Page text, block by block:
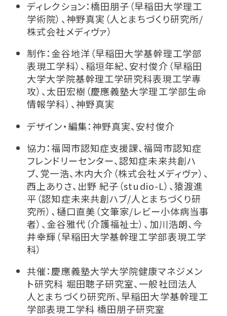
ディレクション：橋田朋子（早稲田大学理工
学術院）、神野真実（人とまちづくり研究所/
株式会社メディヴァ）
制作：金谷地洋（早稲田大学基幹理工学部
表現工学科）、稲垣年紀、安村俊介（早稲田
大学大学院基幹理工学研究科表現工学専
攻）、太田宏樹（慶應義塾大学理工学部生命
情報学科）、神野真実
デザイン・編集：神野真実、安村俊介
協力：福岡市認知症支援課、福岡市認知症
フレンドリーセンター、認知症未来共創ハ
ブ、党一浩、木内大介（株式会社メディヴァ）、
西上ありさ、出野 紀子（studio-L）、猿渡進
平（認知症未来共創ハブ/人とまちづくり研
究所）、樋口直美（文筆家/レビー小体病当事
者）、金谷雅代（介護福祉士）、加川浩朗、今
井幸輝（早稲田大学基幹理工学部表現工学
科）
共催：慶應義塾大学大学院健康マネジメン
ト研究科 堀田聰子研究室、一般社団法人
人とまちづくり研究所、早稲田大学基幹理工
学部表現工学科 橋田朋子研究室